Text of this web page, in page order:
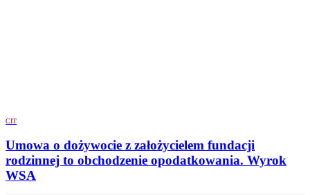
CIT
Umowa o dożywocie z założycielem fundacji
rodzinnej to obchodzenie opodatkowania. Wyrok
WSA